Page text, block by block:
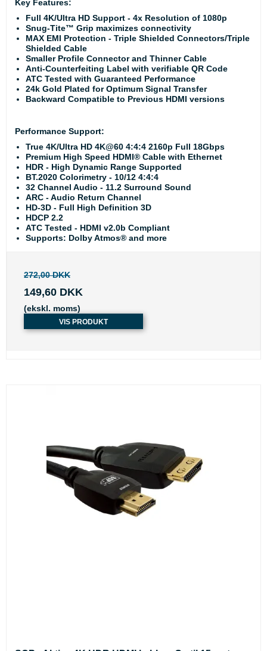
Key Features:
Full 4K/Ultra HD Support - 4x Resolution of 1080p
Snug-Tite™ Grip maximizes connectivity
MAX EMI Protection - Triple Shielded Connectors/Triple
Shielded Cable
Smaller Profile Connector and Thinner Cable
Anti-Counterfeiting Label with verifiable QR Code
ATC Tested with Guaranteed Performance
24k Gold Plated for Optimum Signal Transfer
Backward Compatible to Previous HDMI versions
Performance Support:
True 4K/Ultra HD 4K@60 4:4:4 2160p Full 18Gbps
Premium High Speed HDMI® Cable with Ethernet
HDR - High Dynamic Range Supported
BT.2020 Colorimetry - 10/12 4:4:4
32 Channel Audio - 11.2 Surround Sound
ARC - Audio Return Channel
HD-3D - Full High Definition 3D
HDCP 2.2
ATC Tested - HDMI v2.0b Compliant
Supports: Dolby Atmos® and more
272,00 DKK
149,60 DKK
(ekskl. moms)
VIS PRODUKT